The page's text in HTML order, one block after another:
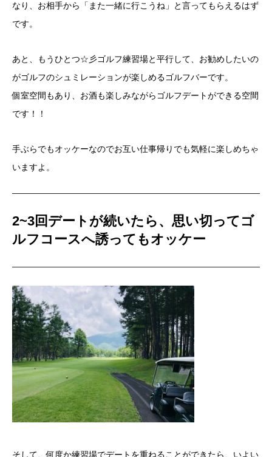
なり、お相手から
「また一緒に行こうね」
と言ってもらえるはず
です。
あと、もうひとつ☆彡ゴルフ練習場と平行して、お勧めしたいの
がゴルフのシュミレーションが楽しめるゴルフバーです。
個室空間もあり、お酒も楽しみながらゴルフデートができる空間
です！！
手ぶらでもオッケーなのでお互い仕事帰りでも気軽に楽しめちゃ
いますよ。
2~3回デートが続いたら、思い切ってゴ
ルフコースへ誘ってもオッケー
そして、何度か練習場でデートを重ねることができたら、 いよい